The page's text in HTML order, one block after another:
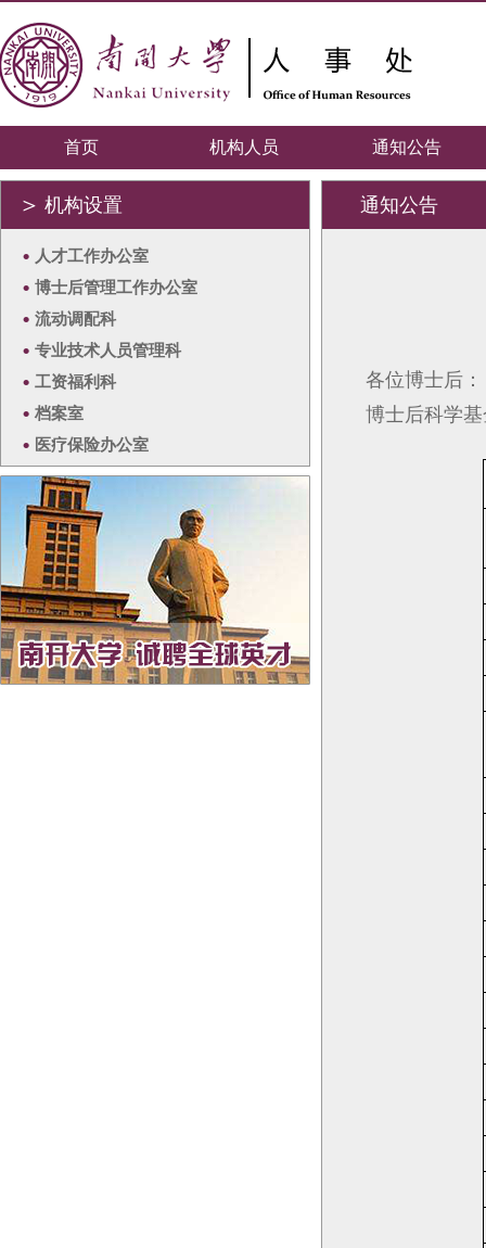
首页 机构人员 通知公告
＞ 机构设置
• 人才工作办公室
• 博士后管理工作办公室
• 流动调配科
• 专业技术人员管理科
• 工资福利科
• 档案室
• 医疗保险办公室
通知公告
各位博士后：
博士后科学